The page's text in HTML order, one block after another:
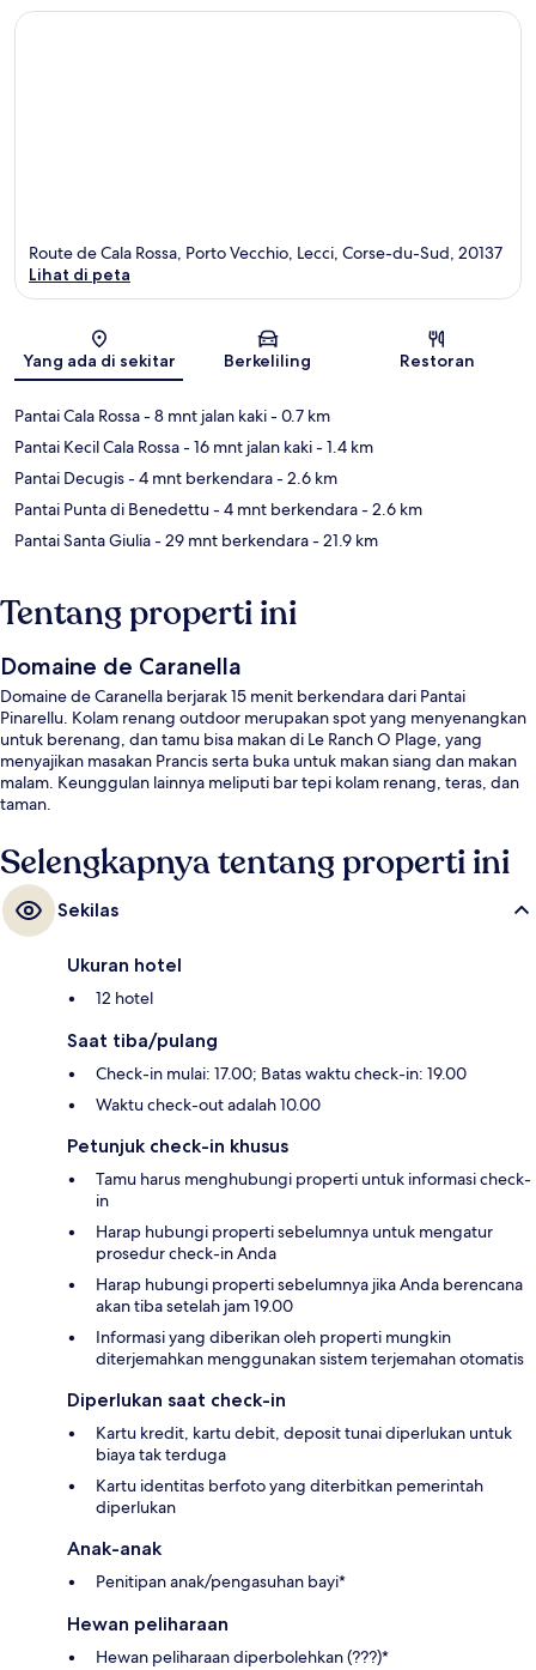
Peta
Route de Cala Rossa, Porto Vecchio, Lecci, Corse-du-Sud, 20137
Lihat di peta
Yang ada di sekitar Berkeliling Restoran
Pantai Cala Rossa- 8 mnt jalan kaki- 0.7 km
Pantai Kecil Cala Rossa- 16 mnt jalan kaki- 1.4 km
Pantai Decugis- 4 mnt berkendara- 2.6 km
Pantai Punta di Benedettu- 4 mnt berkendara- 2.6 km
Pantai Santa Giulia- 29 mnt berkendara- 21.9 km
Tentang properti ini
Domaine de Caranella
Domaine de Caranella berjarak 15 menit berkendara dari Pantai
Pinarellu. Kolam renang outdoor merupakan spot yang menyenangkan
untuk berenang, dan tamu bisa makan di Le Ranch O Plage, yang
menyajikan masakan Prancis serta buka untuk makan siang dan makan
malam. Keunggulan lainnya meliputi bar tepi kolam renang, teras, dan
taman.
Selengkapnya tentang properti ini
Sekilas
Ukuran hotel
12 hotel
Saat tiba/pulang
Check-in mulai: 17.00; Batas waktu check-in: 19.00
Waktu check-out adalah 10.00
Petunjuk check-in khusus
Tamu harus menghubungi properti untuk informasi check-
in
Harap hubungi properti sebelumnya untuk mengatur
prosedur check-in Anda
Harap hubungi properti sebelumnya jika Anda berencana
akan tiba setelah jam 19.00
Informasi yang diberikan oleh properti mungkin
diterjemahkan menggunakan sistem terjemahan otomatis
Diperlukan saat check-in
Kartu kredit, kartu debit, deposit tunai diperlukan untuk
biaya tak terduga
Kartu identitas berfoto yang diterbitkan pemerintah
diperlukan
Anak-anak
Penitipan anak/pengasuhan bayi*
Hewan peliharaan
Hewan peliharaan diperbolehkan (???)*